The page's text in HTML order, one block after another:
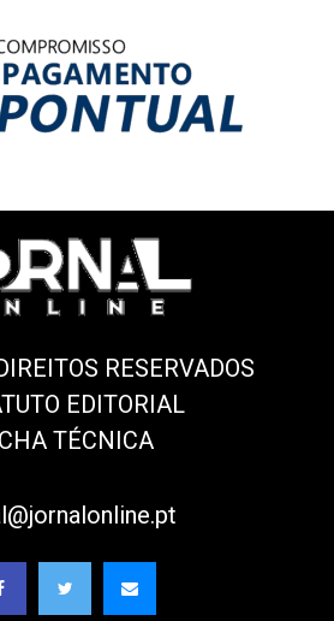
RESERVADOS
EDITORIAL
TÉCNICA